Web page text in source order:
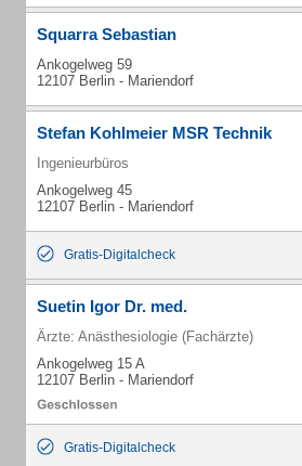
Squarra Sebastian
Ankogelweg 59
12107 Berlin - Mariendorf
Stefan Kohlmeier MSR Technik
Ingenieurbüros
Ankogelweg 45
12107 Berlin - Mariendorf
Gratis-Digitalcheck
Suetin Igor Dr. med.
Ärzte: Anästhesiologie (Fachärzte)
Ankogelweg 15 A
12107 Berlin - Mariendorf
Gratis-Digitalcheck